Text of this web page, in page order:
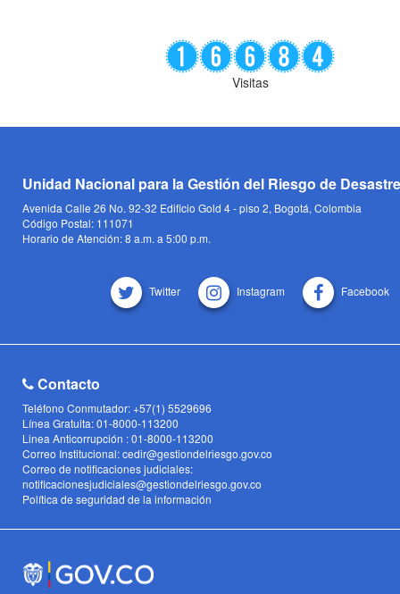
Visitas
Unidad Nacional para la Gestión del Riesgo de
Avenida Calle 26 No. 92-32 Edificio Gold 4 - piso 2, Bogotá, Colombia
Código Postal: 111071
Horario de Atención: 8 a.m. a 5:00 p.m.
Twitter Instagram Facebook
Contacto
Teléfono Conmutador: +57(1) 5529696
Línea Gratuita: 01-8000-113200
Linea Anticorrupción : 01-8000-113200
Correo Institucional: cedir@gestiondelriesgo.gov.co
Correo de notificaciones judiciales:
notificacionesjudiciales@gestiondelriesgo.gov.co
Política de seguridad de la información